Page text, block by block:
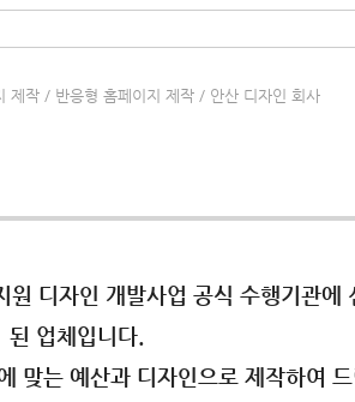
제작 / 반응형 홈페이지 제작 / 안산 디자인 회사
디자인 개발사업 공식 수행기관에
된 업체입니다.
맞는 예산과 디자인으로 제작하여 드